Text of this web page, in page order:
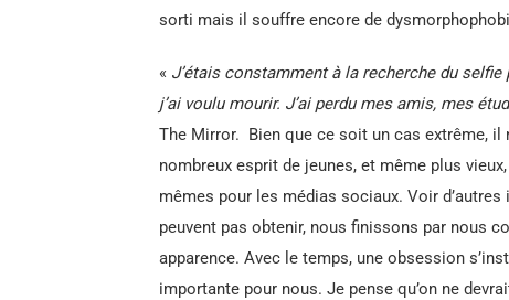
sorti mais il souffre encore de
« J’étais constamment à la recherche du
j’ai voulu mourir. J’ai perdu mes amis, mes
The Mirror. Bien que ce soit un cas extrême, il
nombreux esprit de jeunes, et même plus
mêmes pour les médias sociaux. Voir
peuvent pas obtenir, nous finissons par nous
apparence. Avec le temps, une obsession
importante pour nous. Je pense qu’on ne